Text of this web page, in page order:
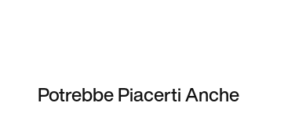
Potrebbe Piacerti Anche